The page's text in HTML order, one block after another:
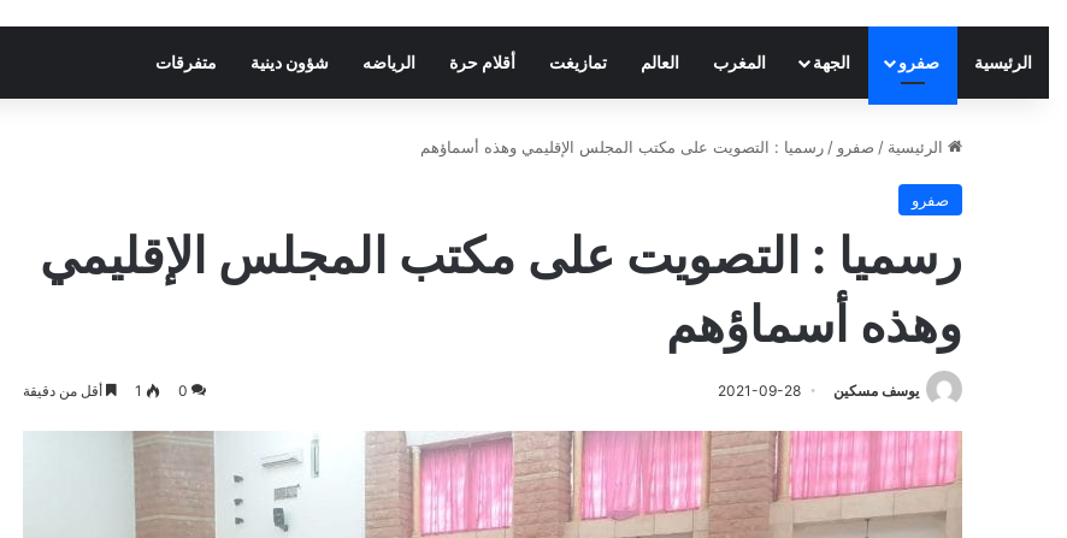
الرئيسية صفرو الجهة المغرب العالم تمازيغت أقلام حرة الرياضه شؤون دينية متفرقات
الرئيسية / صفرو / رسميا : التصويت على مكتب المجلس الإقليمي وهذه أسماؤهم
صفرو
رسميا : التصويت على مكتب المجلس الإقليمي
وهذه أسماؤهم
يوسف مسكين 2021-09-28
0
1 أقل من دقيقة